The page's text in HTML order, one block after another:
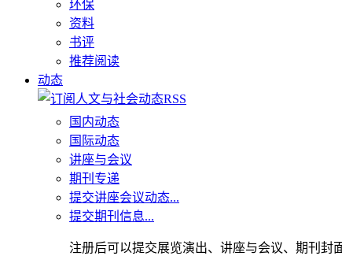
环保
资料
书评
推荐阅读
动态
国内动态
国际动态
讲座与会议
期刊专递
提交讲座会议动态...
提交期刊信息...
注册后可以提交展览演出、讲座与会议、期刊封